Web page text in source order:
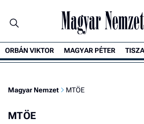
ORBÁN VIKTOR MAGYAR PÉTER
Magyar Nemzet MTÖE
MTÖE